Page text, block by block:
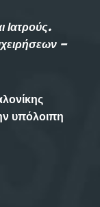
Ιατρούς.
–
υπόλοιπη